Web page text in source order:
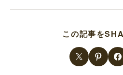
この記事を